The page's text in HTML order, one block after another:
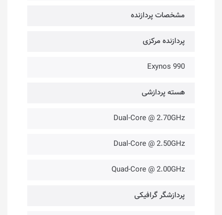
مشخصات پردازنده‌
پردازنده مرکزی
Exynos 990
هسته پردازشی
Dual-Core @ 2.70GHz
Dual-Core @ 2.50GHz
Quad-Core @ 2.00GHz
پردازشگر گرافیکی